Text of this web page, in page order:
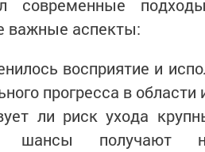
современные
важные аспекты:
восприятие и
прогресса в области
ли риск ухода
получают